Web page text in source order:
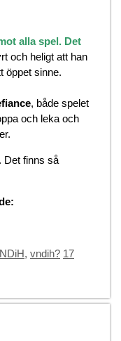
alla spel. Det
och heligt att han
öppet sinne.
, både spelet
och leka och
. Det finns så
, vndih? 17